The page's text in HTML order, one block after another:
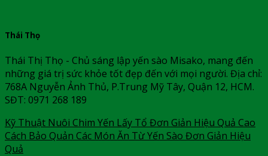
Thái Thọ
Thái Thị Thọ - Chủ sáng lập yến sào Misako, mang đến
những giá trị sức khỏe tốt đẹp đến với mọi người. Địa chỉ:
768A Nguyễn Ảnh Thủ, P.Trung Mỹ Tây, Quận 12, HCM.
SĐT: 0971 268 189
Kỹ Thuật Nuôi Chim Yến Lấy Tổ Đơn Giản Hiệu Quả Cao
Cách Bảo Quản Các Món Ăn Từ Yến Sào Đơn Giản Hiệu
Quả